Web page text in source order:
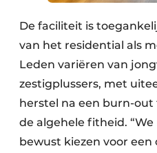
De faciliteit is
van het residential als
Leden variëren van
zestigplussers, met
herstel na een burn-
de algehele fitheid.
bewust kiezen voor